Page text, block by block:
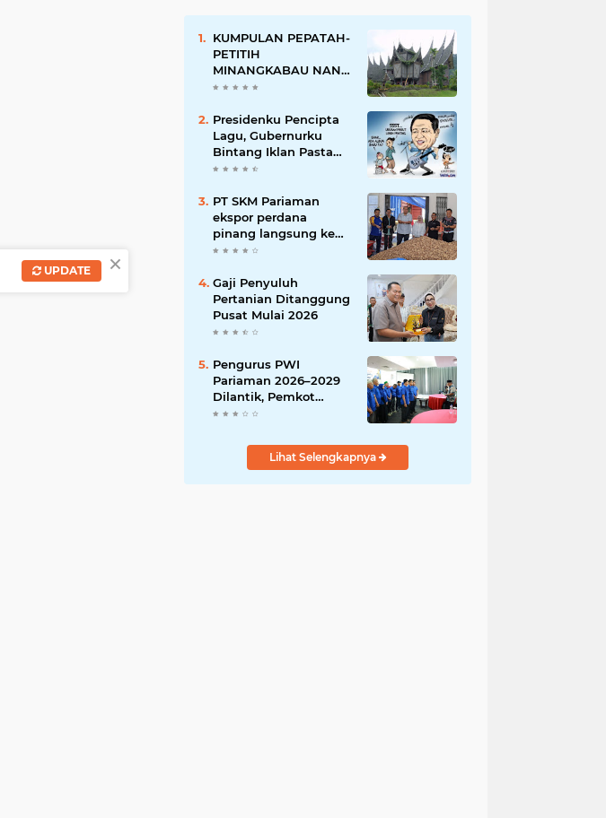
KUMPULAN PEPATAH-
PETITIH
MINANGKABAU NAN
ELOK
Presidenku Pencipta
Lagu, Gubernurku
Bintang Iklan Pasta
Gigi
PT SKM Pariaman
ekspor perdana
pinang langsung ke
India
Gaji Penyuluh
Pertanian Ditanggung
Pusat Mulai 2026
Pengurus PWI
Pariaman 2026–2029
Dilantik, Pemkot
Tekankan Sinergi dan
Lihat Selengkapnya
×
UPDATE